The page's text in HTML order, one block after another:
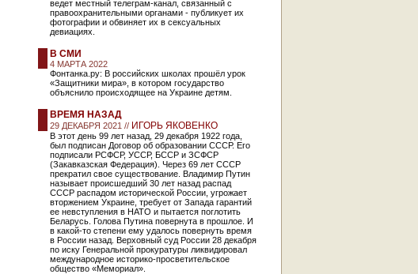
ведет местный телеграм-канал, связанный с
правоохранительными органами - публикует их
фотографии и обвиняет их в сексуальных
девиациях.
В СМИ
4 МАРТА 2022
Фонтанка.ру: В российских школах прошёл урок
«Защитники мира», в котором государство
объяснило происходящее на Украине детям.
ВРЕМЯ НАЗАД
29 ДЕКАБРЯ 2021 // ИГОРЬ ЯКОВЕНКО
В этот день 99 лет назад, 29 декабря 1922 года,
был подписан Договор об образовании СССР. Его
подписали РСФСР, УССР, БССР и ЗСФСР
(Закавказская Федерация). Через 69 лет СССР
прекратил свое существование. Владимир Путин
называет происшедший 30 лет назад распад
СССР распадом исторической России, угрожает
вторжением Украине, требует от Запада гарантий
ее невступления в НАТО и пытается поглотить
Беларусь. Голова Путина повернута в прошлое. И
в какой-то степени ему удалось повернуть время
в России назад. Верховный суд России 28 декабря
по иску Генеральной прокуратуры ликвидировал
международное историко-просветительское
общество «Мемориал».